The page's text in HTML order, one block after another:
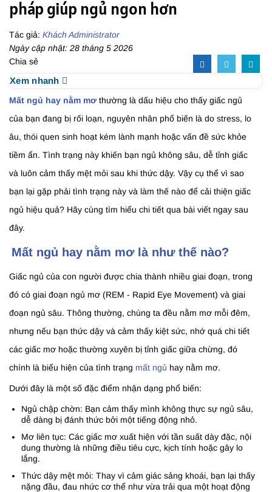
pháp giúp ngủ ngon hơn
Tác giả: Khách Administrator
Ngày cập nhật: 28 tháng 5 2026
Chia sẻ
Xem nhanh
Mất ngủ hay nằm mơ thường là dấu hiệu cho thấy giấc ngủ
của bạn đang bị rối loạn, nguyên nhân phổ biến là do stress, lo
âu, thói quen sinh hoạt kém lành mạnh hoặc vấn đề sức khỏe
tiềm ẩn. Tình trạng này khiến bạn ngủ không sâu, dễ tỉnh giấc
và luôn cảm thấy mệt mỏi sau khi thức dậy. Vậy cụ thể vì sao
bạn lại gặp phải tình trạng này và làm thế nào để cải thiện giấc
ngủ hiệu quả? Hãy cùng tìm hiểu chi tiết qua bài viết ngay sau
đây.
Mất ngủ hay nằm mơ là như thế nào?
Giấc ngủ của con người được chia thành nhiều giai đoạn, trong
đó có giai đoạn ngủ mơ (REM - Rapid Eye Movement) và giai
đoạn ngủ sâu. Thông thường, chúng ta đều nằm mơ mỗi đêm,
nhưng nếu bạn thức dậy và cảm thấy kiệt sức, nhớ quá chi tiết
các giấc mơ hoặc thường xuyên bị tỉnh giấc giữa chừng, đó
chính là biểu hiện của tình trạng mất ngủ hay nằm mơ.
Dưới đây là một số đặc điểm nhận dạng phổ biến:
Ngủ chập chờn: Bạn cảm thấy mình không thực sự ngủ sâu,
dễ dàng bị đánh thức bởi một tiếng động nhỏ.
Mơ liên tục: Các giấc mơ xuất hiện với tần suất dày đặc, nội
dung thường là những điều tiêu cực, kịch tính hoặc gây lo
lắng.
Thức dậy mệt mỏi: Thay vì cảm giác sảng khoái, bạn lại thấy
nặng đầu, đau nhức cơ thể như vừa trải qua một hoạt động